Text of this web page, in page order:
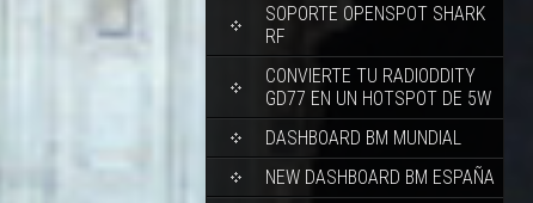
SOPORTE OPENSPOT SHARK
RF
CONVIERTE TU RADIODDITY
GD77 EN UN HOTSPOT DE 5W
DASHBOARD BM MUNDIAL
NEW DASHBOARD BM ESPAÑA